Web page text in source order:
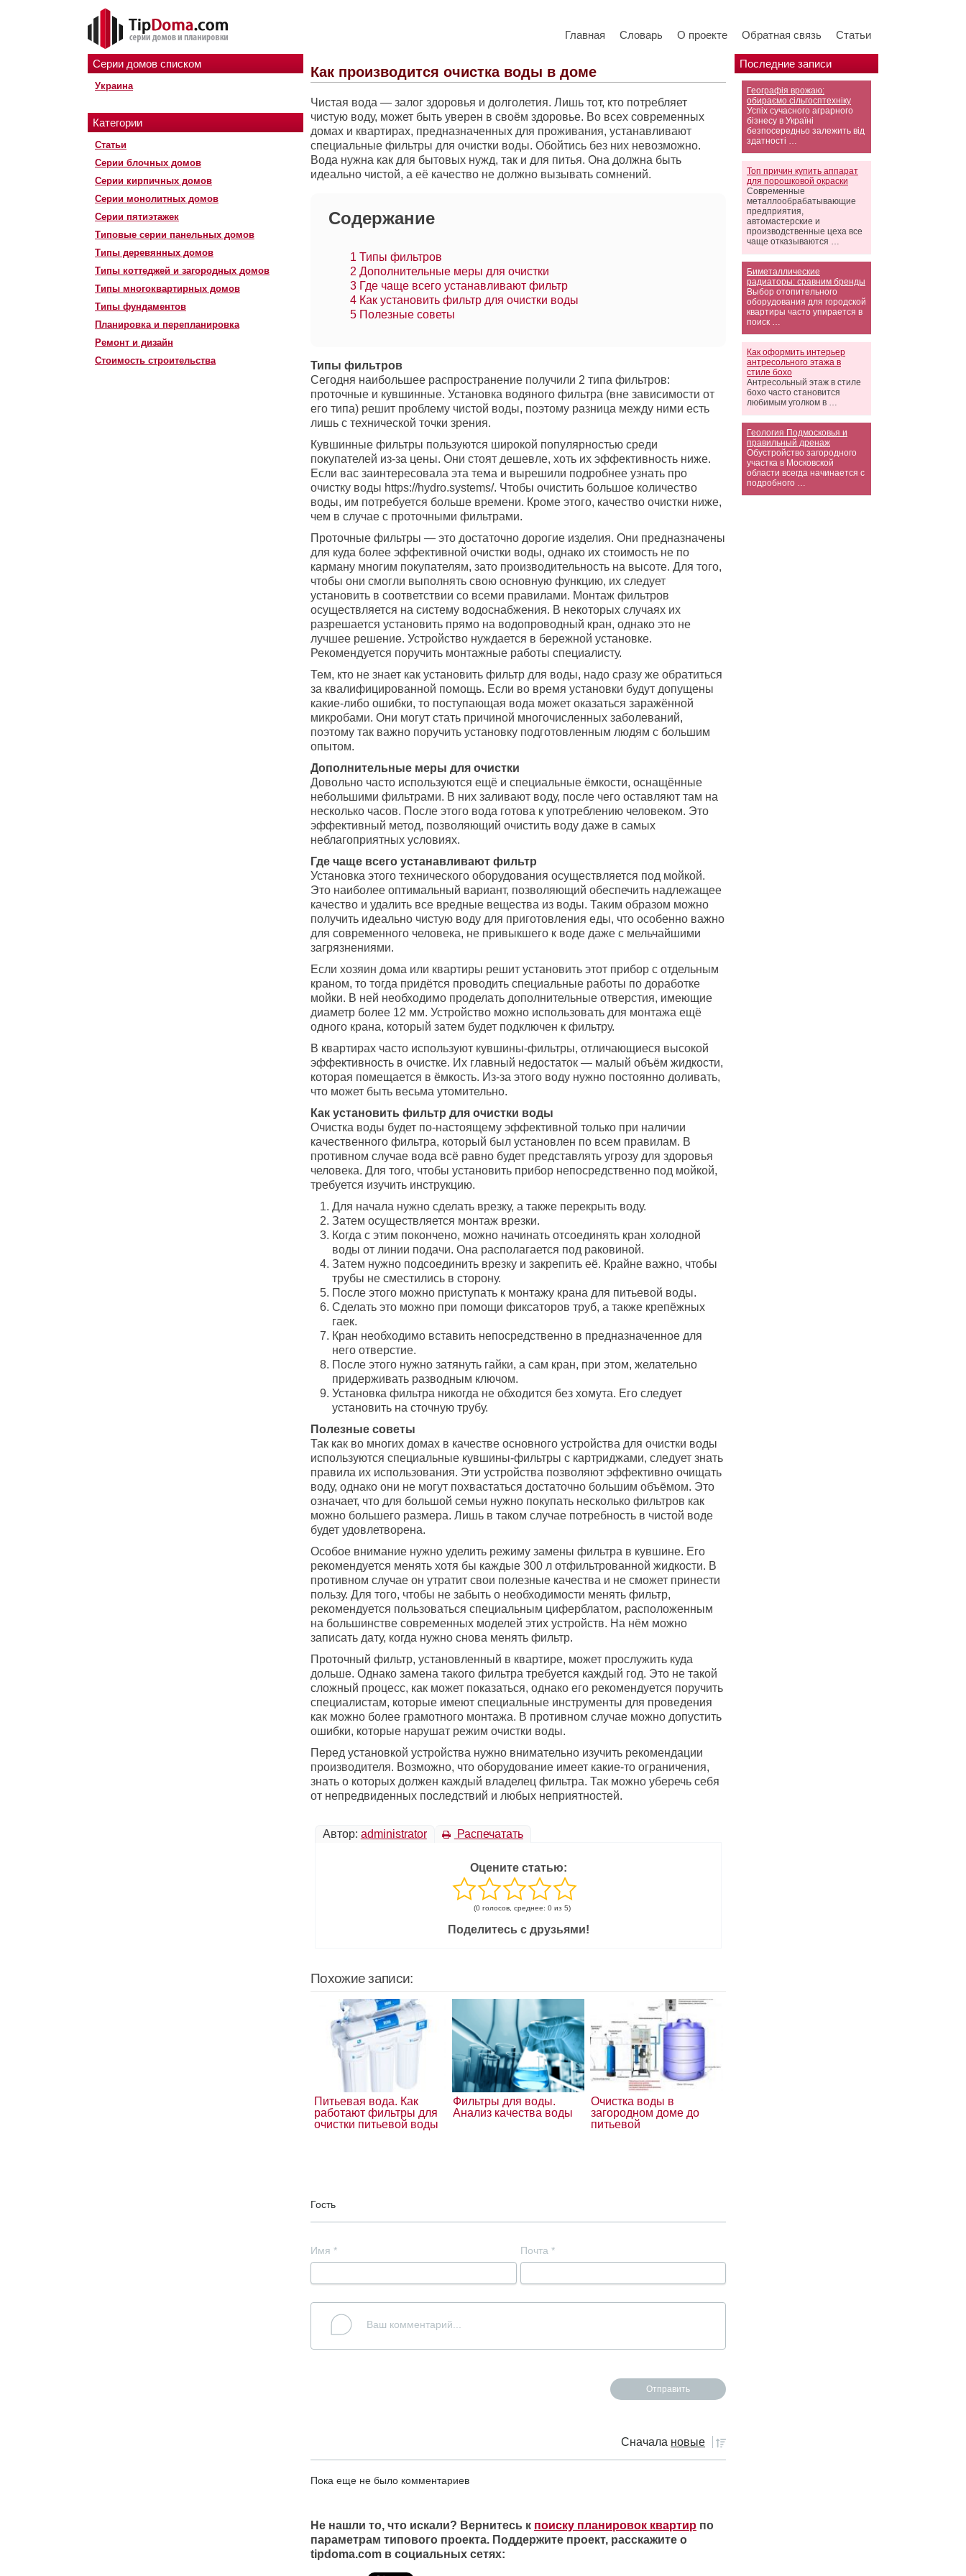
Главная Словарь О проекте Обратная связь Статьи
Серии домов списком
Украина
Категории
Статьи
Серии блочных домов
Серии кирпичных домов
Серии монолитных домов
Серии пятиэтажек
Типовые серии панельных домов
Типы деревянных домов
Типы коттеджей и загородных домов
Типы многоквартирных домов
Типы фундаментов
Планировка и перепланировка
Ремонт и дизайн
Стоимость строительства
Последние записи
Географія врожаю:
обираємо сільгосптехніку
Успіх сучасного аграрного
бізнесу в Україні
безпосередньо залежить від
здатності …
Топ причин купить аппарат
для порошковой окраски
Современные
металлообрабатывающие
предприятия,
автомастерские и
производственные цеха все
чаще отказываются …
Биметаллические
радиаторы: сравним бренды
Выбор отопительного
оборудования для городской
квартиры часто упирается в
поиск …
Как оформить интерьер
антресольного этажа в
стиле бохо
Антресольный этаж в стиле
бохо часто становится
любимым уголком в …
Геология Подмосковья и
правильный дренаж
Обустройство загородного
участка в Московской
области всегда начинается с
подробного …
Как производится очистка воды в доме
Чистая вода — залог здоровья и долголетия. Лишь тот, кто потребляет
чистую воду, может быть уверен в своём здоровье. Во всех современных
домах и квартирах, предназначенных для проживания, устанавливают
специальные фильтры для очистки воды. Обойтись без них невозможно.
Вода нужна как для бытовых нужд, так и для питья. Она должна быть
идеально чистой, а её качество не должно вызывать сомнений.
Содержание
1 Типы фильтров
2 Дополнительные меры для очистки
3 Где чаще всего устанавливают фильтр
4 Как установить фильтр для очистки воды
5 Полезные советы
Типы фильтров
Сегодня наибольшее распространение получили 2 типа фильтров:
проточные и кувшинные. Установка водяного фильтра (вне зависимости от
его типа) решит проблему чистой воды, поэтому разница между ними есть
лишь с технической точки зрения.
Кувшинные фильтры пользуются широкой популярностью среди
покупателей из-за цены. Они стоят дешевле, хоть их эффективность ниже.
Если вас заинтересовала эта тема и вырешили подробнее узнать про
очистку воды https://hydro.systems/. Чтобы очистить большое количество
воды, им потребуется больше времени. Кроме этого, качество очистки ниже,
чем в случае с проточными фильтрами.
Проточные фильтры — это достаточно дорогие изделия. Они предназначены
для куда более эффективной очистки воды, однако их стоимость не по
карману многим покупателям, зато производительность на высоте. Для того,
чтобы они смогли выполнять свою основную функцию, их следует
установить в соответствии со всеми правилами. Монтаж фильтров
осуществляется на систему водоснабжения. В некоторых случаях их
разрешается установить прямо на водопроводный кран, однако это не
лучшее решение. Устройство нуждается в бережной установке.
Рекомендуется поручить монтажные работы специалисту.
Тем, кто не знает как установить фильтр для воды, надо сразу же обратиться
за квалифицированной помощь. Если во время установки будут допущены
какие-либо ошибки, то поступающая вода может оказаться заражённой
микробами. Они могут стать причиной многочисленных заболеваний,
поэтому так важно поручить установку подготовленным людям с большим
опытом.
Дополнительные меры для очистки
Довольно часто используются ещё и специальные ёмкости, оснащённые
небольшими фильтрами. В них заливают воду, после чего оставляют там на
несколько часов. После этого вода готова к употреблению человеком. Это
эффективный метод, позволяющий очистить воду даже в самых
неблагоприятных условиях.
Где чаще всего устанавливают фильтр
Установка этого технического оборудования осуществляется под мойкой.
Это наиболее оптимальный вариант, позволяющий обеспечить надлежащее
качество и удалить все вредные вещества из воды. Таким образом можно
получить идеально чистую воду для приготовления еды, что особенно важно
для современного человека, не привыкшего к воде даже с мельчайшими
загрязнениями.
Если хозяин дома или квартиры решит установить этот прибор с отдельным
краном, то тогда придётся проводить специальные работы по доработке
мойки. В ней необходимо проделать дополнительные отверстия, имеющие
диаметр более 12 мм. Устройство можно использовать для монтажа ещё
одного крана, который затем будет подключен к фильтру.
В квартирах часто используют кувшины-фильтры, отличающиеся высокой
эффективность в очистке. Их главный недостаток — малый объём жидкости,
которая помещается в ёмкость. Из-за этого воду нужно постоянно доливать,
что может быть весьма утомительно.
Как установить фильтр для очистки воды
Очистка воды будет по-настоящему эффективной только при наличии
качественного фильтра, который был установлен по всем правилам. В
противном случае вода всё равно будет представлять угрозу для здоровья
человека. Для того, чтобы установить прибор непосредственно под мойкой,
требуется изучить инструкцию.
Для начала нужно сделать врезку, а также перекрыть воду.
Затем осуществляется монтаж врезки.
Когда с этим покончено, можно начинать отсоединять кран холодной
воды от линии подачи. Она располагается под раковиной.
Затем нужно подсоединить врезку и закрепить её. Крайне важно, чтобы
трубы не сместились в сторону.
После этого можно приступать к монтажу крана для питьевой воды.
Сделать это можно при помощи фиксаторов труб, а также крепёжных
гаек.
Кран необходимо вставить непосредственно в предназначенное для
него отверстие.
После этого нужно затянуть гайки, а сам кран, при этом, желательно
придерживать разводным ключом.
Установка фильтра никогда не обходится без хомута. Его следует
установить на сточную трубу.
Полезные советы
Так как во многих домах в качестве основного устройства для очистки воды
используются специальные кувшины-фильтры с картриджами, следует знать
правила их использования. Эти устройства позволяют эффективно очищать
воду, однако они не могут похвастаться достаточно большим объёмом. Это
означает, что для большой семьи нужно покупать несколько фильтров как
можно большего размера. Лишь в таком случае потребность в чистой воде
будет удовлетворена.
Особое внимание нужно уделить режиму замены фильтра в кувшине. Его
рекомендуется менять хотя бы каждые 300 л отфильтрованной жидкости. В
противном случае он утратит свои полезные качества и не сможет принести
пользу. Для того, чтобы не забыть о необходимости менять фильтр,
рекомендуется пользоваться специальным циферблатом, расположенным
на большинстве современных моделей этих устройств. На нём можно
записать дату, когда нужно снова менять фильтр.
Проточный фильтр, установленный в квартире, может прослужить куда
дольше. Однако замена такого фильтра требуется каждый год. Это не такой
сложный процесс, как может показаться, однако его рекомендуется поручить
специалистам, которые имеют специальные инструменты для проведения
как можно более грамотного монтажа. В противном случае можно допустить
ошибки, которые нарушат режим очистки воды.
Перед установкой устройства нужно внимательно изучить рекомендации
производителя. Возможно, что оборудование имеет какие-то ограничения,
знать о которых должен каждый владелец фильтра. Так можно уберечь себя
от непредвиденных последствий и любых неприятностей.
Автор: administrator Распечатать
Оцените статью:
(0 голосов, среднее: 0 из 5)
Поделитесь с друзьями!
Похожие записи:
Питьевая вода. Как
работают фильтры для
очистки питьевой воды
Фильтры для воды.
Анализ качества воды
Очистка воды в
загородном доме до
питьевой
Гость
Имя * Почта *
Сначала новые
Пока еще не было комментариев
Не нашли то, что искали? Вернитесь к поиску планировок квартир по
параметрам типового проекта. Поддержите проект, расскажите о
tipdoma.com в социальных сетях: